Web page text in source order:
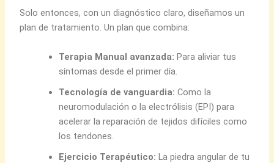
Solo entonces, con un diagnóstico claro, diseñamos un
plan de tratamiento. Un plan que combina:
Terapia Manual avanzada: Para aliviar tus
síntomas desde el primer día.
Tecnología de vanguardia: Como la
neuromodulación o la electrólisis (EPI) para
acelerar la reparación de tejidos difíciles como
los tendones.
Ejercicio Terapéutico: La piedra angular de tu